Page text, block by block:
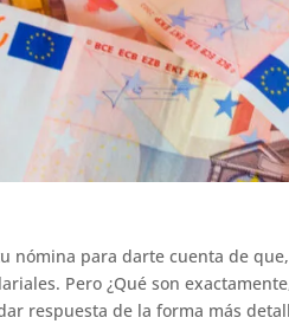
nómina para darte cuenta de
Pero ¿Qué son
respuesta de la forma más